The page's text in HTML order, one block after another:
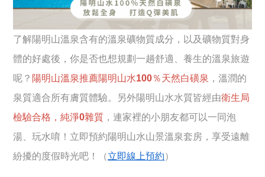
了解陽明山溫泉含有的溫泉礦物質成分，以及礦物質對身
體的好處後，你是否也想規劃一趟舒適、養生的溫泉旅遊
呢？ 陽明山溫泉推薦陽明山水100％天然白磺泉 ，溫潤的
泉質適合所有膚質體驗。另外陽明山水水質皆經由衛生局
檢驗合格，純淨0雜質 ，連家裡的小朋友都可以一同泡
湯、玩水唷！立即預約陽明山水山景溫泉套房，享受遠離
紛擾的度假時光吧！（立即線上預約）